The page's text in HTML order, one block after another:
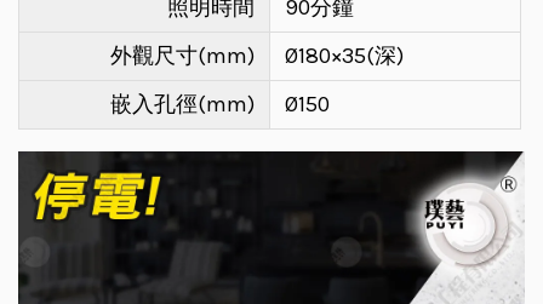
照明時間
90分鐘
外觀尺寸(mm)
Ø180×35(深)
嵌入孔徑(mm)
Ø150